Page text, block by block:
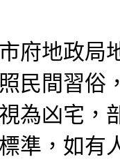
府地政局
民間習俗
為凶宅，
準，如有